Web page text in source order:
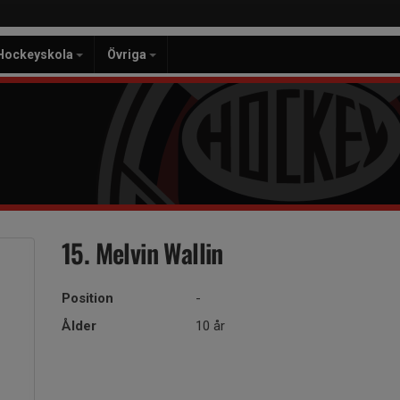
Övriga
15. Melvin Wallin
Position
-
Ålder
10 år